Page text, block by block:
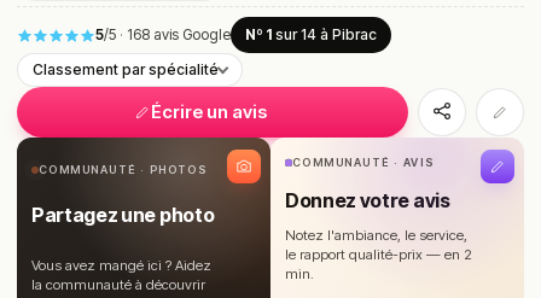
5/5 · 168 avis Google Nº 1 sur 14 à Pibrac
Classement par spécialité
Écrire un avis
COMMUNAUTÉ · PHOTOS
Partagez une photo
Vous avez mangé ici ? Aidez
la communauté à découvrir
COMMUNAUTÉ · AVIS
Donnez votre avis
Notez l'ambiance, le service,
le rapport qualité-prix — en 2
min.